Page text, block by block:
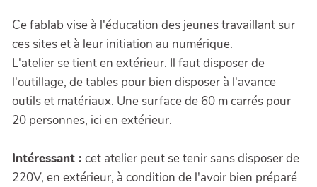
Ce fablab vise à l'éducation des jeunes travaillant sur
ces sites et à leur initiation au numérique.
L'atelier se tient en extérieur. Il faut disposer de
l'outillage, de tables pour bien disposer à l'avance
outils et matériaux. Une surface de 60 m carrés pour
20 personnes, ici en extérieur.
Intéressant : cet atelier peut se tenir sans disposer de
220V, en extérieur, à condition de l'avoir bien préparé